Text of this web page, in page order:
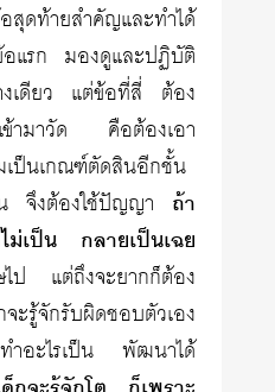
ท้ายสำคัญและทำได้
แรก มองดูและปฏิบัติ
เดียว แต่ข้อที่สี่ ต้อง
เข้ามาวัด คือต้องเอา
เป็นเกณฑ์ตัดสินอีกชั้น
จึงต้องใช้ปัญญา ถ้า
ม่เป็น กลายเป็นเฉย
ไป แต่ถึงจะยากก็ต้อง
ะรู้จักรับผิดชอบตัวเอง
ำอะไรเป็น พัฒนาได้